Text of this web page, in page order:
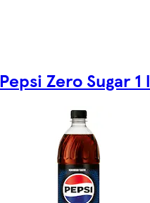
Pepsi Zero Sugar 1 l